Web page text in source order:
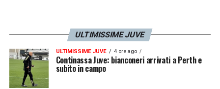
ULTIMISSIME JUVE
ULTIMISSIME JUVE 4 ore ago
Continassa Juve: bianconeri arrivati a Perth e
subito in campo